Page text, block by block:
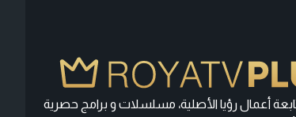
أعمال رؤيا الأصلية، مسلسلات و برامج حصرية